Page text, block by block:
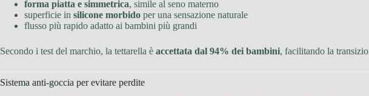
forma piatta e simmetrica, simile al seno materno
superficie in silicone morbido per una sensazione naturale
flusso più rapido adatto ai bambini più grandi
Secondo i test del marchio, la tettarella è accettata dal 94% dei bambini, facilitando la
Sistema anti-goccia per evitare perdite